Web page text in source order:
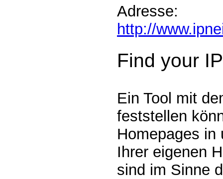
Adresse:
http://
Find your
Ein Tool mit
feststellen
Homepages in
Ihrer eigenen
sind im Sinne